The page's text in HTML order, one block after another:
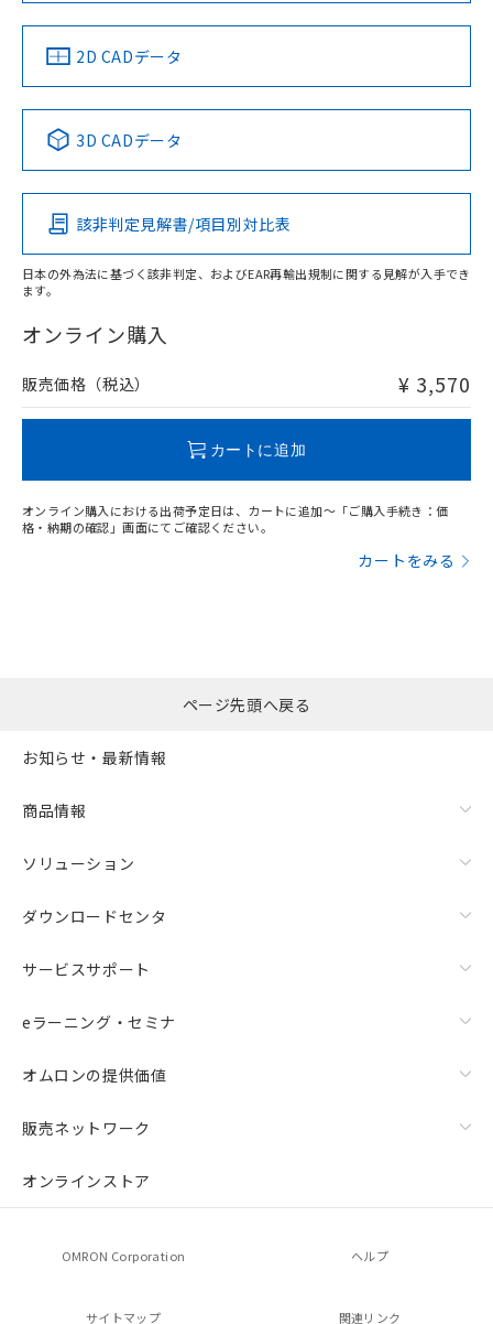
中国 RoHS 注意事項・凡例
Pb Hg Cd Cr(VI)
O
在庫等で未対応品が混在する可能性があります。
問い合わせください。
2D CADデータ
3D CADデータ
該非判定見解書/項目別対比表
日本の外為法に基づく該非判定、およびEAR再輸出規制に関する見解が入手でき
ます。
オンライン購入
販売価格（税込） ¥ 3,570
カートに追加
オンライン購入における出荷予定日は、カートに追加～「ご購入手続き：価
格・納期の確認」画面にてご確認ください。
カートをみる
ページ先頭へ戻る
お知らせ・最新情報
商品情報
ソリューション
ダウンロードセンタ
サービスサポート
eラーニング・セミナ
オムロンの提供価値
販売ネットワーク
オンラインストア
OMRON Corporation ヘルプ
サイトマップ 関連リンク